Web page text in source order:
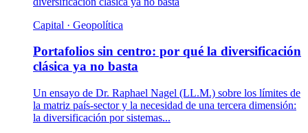
Capital · Geopolítica
Portafolios sin centro: por qué la diversificación
clásica ya no basta
Un ensayo de Dr. Raphael Nagel (LL.M.) sobre los límites de
la matriz país-sector y la necesidad de una tercera dimensión:
la diversificación por sistemas...